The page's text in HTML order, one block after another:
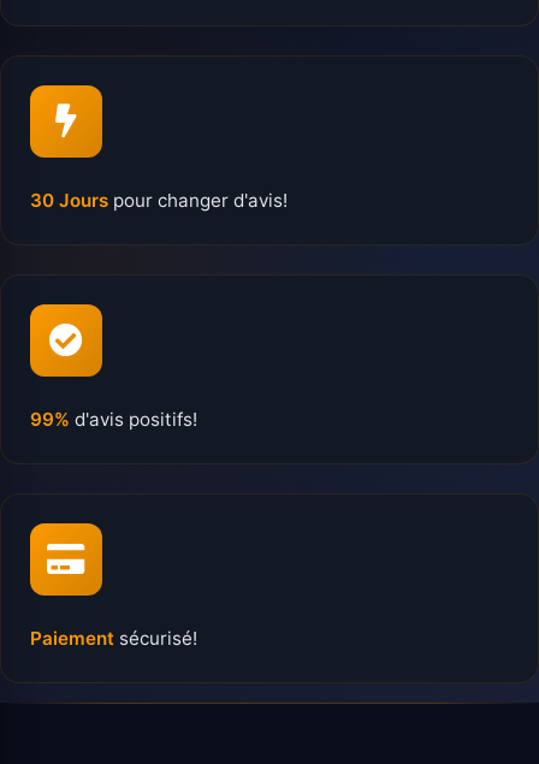
30 Jours pour changer d'avis!
99% d'avis positifs!
Paiement sécurisé!